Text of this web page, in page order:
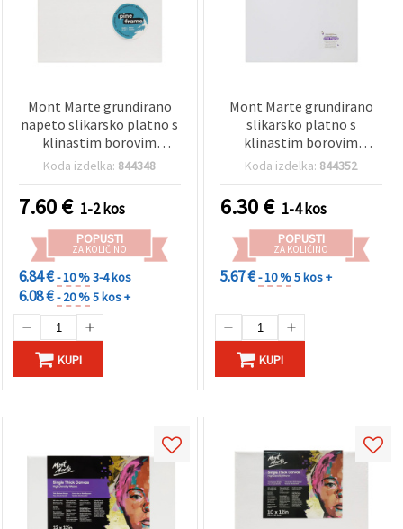
Mont Marte grundirano
napeto slikarsko platno s
klinastim borovim
podokvirjem, serija DT
Koda izdelka: 844348
7.60€ 1-2 kos
POPUSTI
ZA KOLIČINO
6.84 €- 10 %3-4 kos
6.08 €- 20 %5 kos +
KUPI
Mont Marte grundirano
slikarsko platno s
klinastim borovim
podokvirjem ST, 30,5 x
Koda izdelka: 844352
6.30€ 1-4 kos
POPUSTI
ZA KOLIČINO
5.67 €- 10 %5 kos +
KUPI